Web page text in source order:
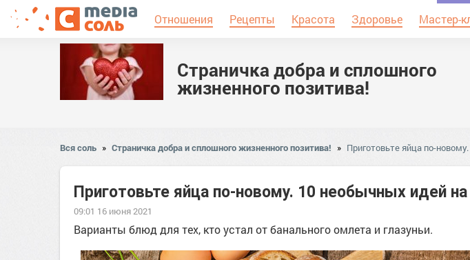
Отношения Рецепты Красота Здоровье Мастер-
Страничка добра и сплошного
жизненного позитива!
Вся соль » Страничка добра и сплошного жизненного позитива! » Приготовьте яйца по-
Приготовьте яйца по-новому. 10 необычных идей
09:01 16 июня 2021
Варианты блюд для тех, кто устал от банального омлета и глазуньи.